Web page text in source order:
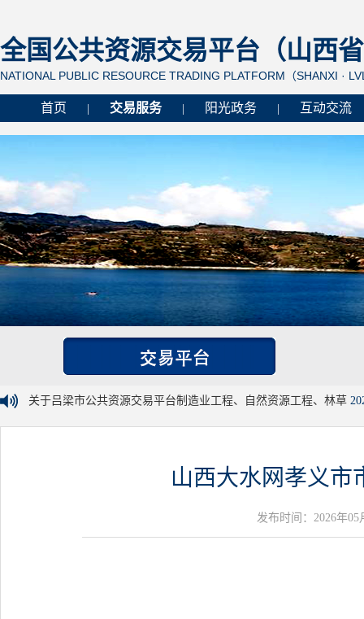
全国公共资源交易平台（山西
NATIONAL PUBLIC RESOURCE TRADING PLATFORM（SHANXI ·
首页 交易服务 阳光政务 互动交流
关于吕梁市公共资源交易平台制造业工程、自然资源工程、林草
山西大水网孝义市
发布时间：2026年05